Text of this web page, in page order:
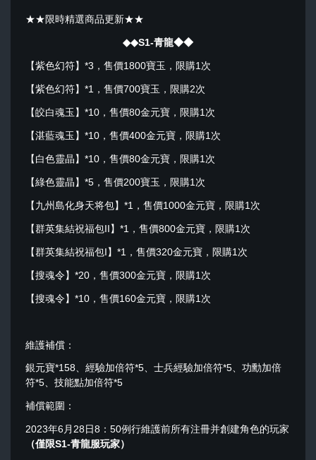
★★限時精選商品更新★★
◆◆S1-青龍◆◆
【紫色幻符】*3，售價1800寶玉，限購1次
【紫色幻符】*1，售價700寶玉，限購2次
【皎白魂玉】*10，售價80金元寶，限購1次
【湛藍魂玉】*10，售價400金元寶，限購1次
【白色靈晶】*10，售價80金元寶，限購1次
【綠色靈晶】*5，售價200寶玉，限購1次
【九州島化身天将包】*1，售價1000金元寶，限購1次
【群英集結祝福包II】*1，售價800金元寶，限購1次
【群英集結祝福包I】*1，售價320金元寶，限購1次
【搜魂令】*20，售價300金元寶，限購1次
【搜魂令】*10，售價160金元寶，限購1次
維護補償：
銀元寶*158、經驗加倍符*5、士兵經驗加倍符*5、功勳加倍
符*5、技能點加倍符*5
補償範圍：
2023年6月28日8：50例行維護前所有注冊并創建角色的玩家
（僅限S1-青龍服玩家）